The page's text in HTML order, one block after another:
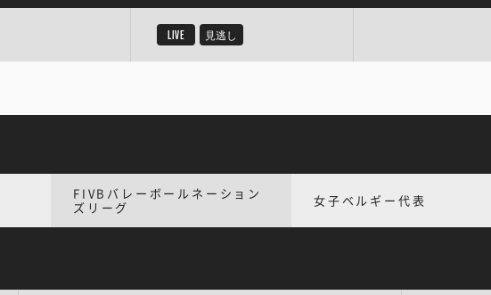
LIVE 見逃し
FIVBバレーボールネーション
ズリーグ
女子ベルギー代表